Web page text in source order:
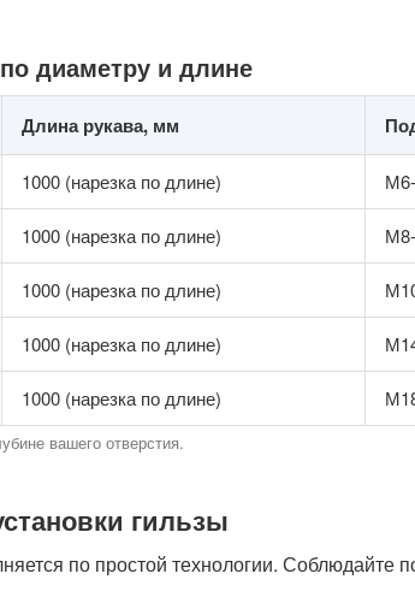
диаметру и длине
Длина рукава, мм
1000 (нарезка по длине)
1000 (нарезка по длине)
1000 (нарезка по длине)
1000 (нарезка по длине)
1000 (нарезка по длине)
вашего отверстия.
гильзы
по простой технологии. Соблюдайте